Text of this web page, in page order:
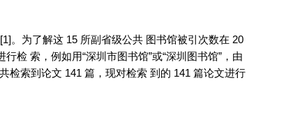
。为了解这 15 所副省级公共 图书馆被引次数在 20
检 索，例如用“深圳市图书馆”或“深圳图书馆”，由
检索到论文 141 篇，现对检索 到的 141 篇论文进行